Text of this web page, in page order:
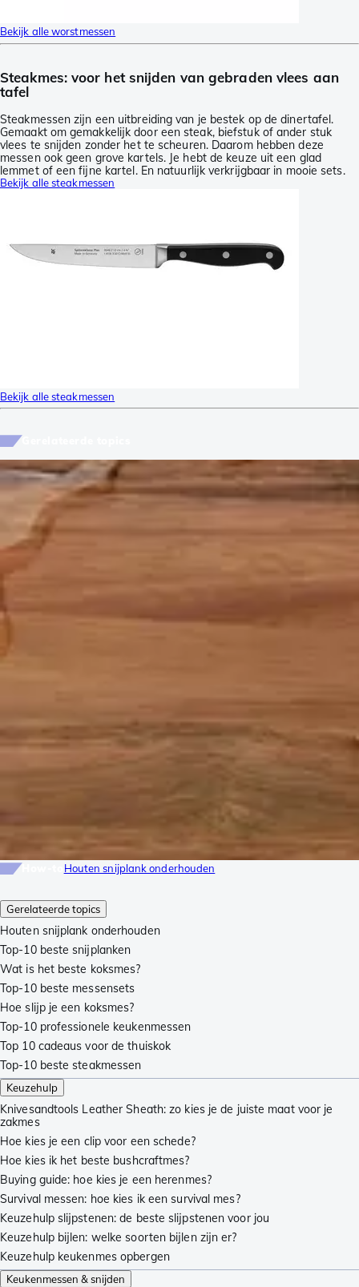
Gerelateerde topics
Houten snijplank onderhouden
Top-10 beste snijplanken
Wat is het beste koksmes?
Top-10 beste messensets
Hoe slijp je een koksmes?
Top-10 professionele keukenmessen
Top 10 cadeaus voor de thuiskok
Top-10 beste steakmessen
Keuzehulp
Knivesandtools Leather Sheath: zo kies je de juiste maat voor je
zakmes
Hoe kies je een clip voor een schede?
Hoe kies ik het beste bushcraftmes?
Buying guide: hoe kies je een herenmes?
Survival messen: hoe kies ik een survival mes?
Keuzehulp slijpstenen: de beste slijpstenen voor jou
Keuzehulp bijlen: welke soorten bijlen zijn er?
Keuzehulp keukenmes opbergen
Keukenmessen & snijden
Bekijk alle worstmessen
Steakmes: voor het snijden van gebraden vlees aan
tafel
Steakmessen zijn een uitbreiding van je bestek op de dinertafel.
Gemaakt om gemakkelijk door een steak, biefstuk of ander stuk
vlees te snijden zonder het te scheuren. Daarom hebben deze
messen ook geen grove kartels. Je hebt de keuze uit een glad
lemmet of een fijne kartel. En natuurlijk verkrijgbaar in mooie sets.
Bekijk alle steakmessen
Bekijk alle steakmessen
Houten snijplank onderhouden